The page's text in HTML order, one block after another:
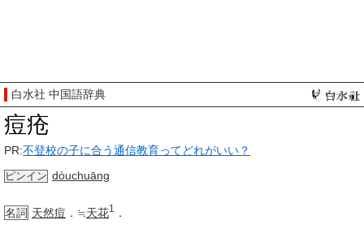
白水社 中国語辞典
痘疮
PR:不登校の子に合う通信教育ってどれがいい？
ピンイン dòuchuāng
名詞 天然痘 ．≒天花1 ．